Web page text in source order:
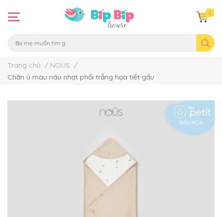
0
Trang chủ / NOUS /
Chăn ủ màu nâu nhạt phối trắng họa tiết gấu